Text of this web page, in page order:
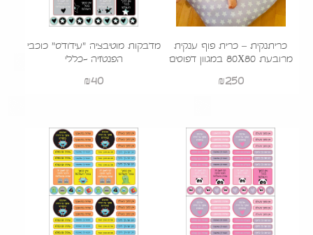
כריתנקית – כרית פוף ענקית
מרובעת 80X80 במגוון דפוסים
₪250
מדבקות מוטיבציה "עידודס" כוכבי
הפנטזיה -כללי
₪40